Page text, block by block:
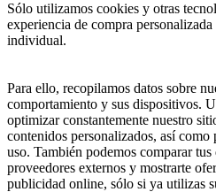
Sólo utilizamos cookies y otras
experiencia de compra
individual.
Para ello, recopilamos datos sobre
comportamiento y sus dispositivos.
optimizar constantemente nuestro
contenidos personalizados, así como
uso. También podemos comparar
proveedores externos y mostrarte
publicidad online, sólo si ya utilizas